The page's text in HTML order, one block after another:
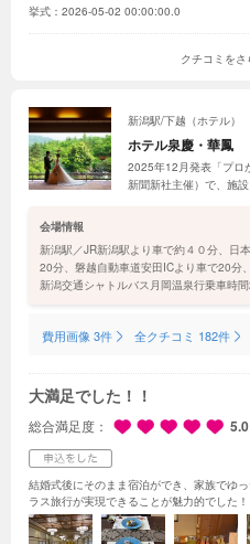
ではなかった理由は、金銭面への不安や、
していたからです。
ですが、実際に会場へ
感じられるロケーションにとても惹かれま
わかりやすく、具体的にイメージが湧き、
晴らしく、和装を考えている方には特におす
スムーズで、自分たちのやりたいことを妥
ました。さらに様々なご提案もいただき、
ました。式場スタッフの皆さんの雰囲気も
楽しむことができました。一生に一度の大
できて本当によかったです！
挙式： 2026-05-02 00:00:00.0
クチコミをさ
新潟駅/下越（ホテル）
ホテル泉慶・華鳳
2025年12月発表「プロ
新聞新社主催）で、施
会場情報
新潟駅／JR新潟駅より車で約４０分、日
20分、磐越自動車道安田ICより車で20分
新潟交通シャトルバス月岡温泉行乗車時
費用画像 3件 全クチコミ 182件
大満足でした！！
総合満足度 5.0
結婚式後にそのまま宿泊ができ、家族でゆ
ラス旅行が実現できることが魅力的でした
たのですが、大きな露天風呂があったり、
な旅館で家族と一緒に泊まり、癒されたいと